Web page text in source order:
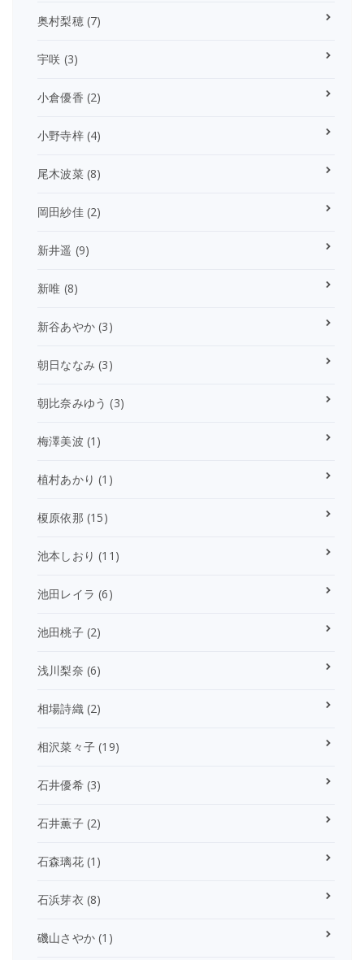
奥村梨穂(7)
宇咲 (3)
小倉優香 (2)
小野寺梓(4)
尾木波菜(8)
岡田紗佳(2)
新井遥 (9)
新唯 (8)
新谷あやか (3)
朝日ななみ (3)
朝比奈みゆう (3)
梅澤美波 (1)
植村あかり (1)
榎原依那 (15)
池本しおり (11)
池田レイラ (6)
池田桃子(2)
浅川梨奈 (6)
相場詩織 (2)
相沢菜々子 (19)
石井優希(3)
石井薫子(2)
石森璃花(1)
石浜芽衣 (8)
磯山さやか (1)